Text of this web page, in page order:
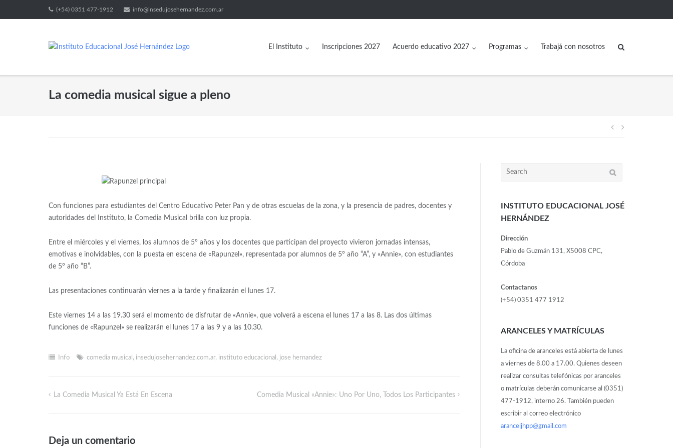
(+54) 0351 477-1912 info@insedujosehernandez.com.ar
El Instituto Inscripciones 2027 Acuerdo educativo 2027 Programas Trabajá con nosotros
La comedia musical sigue a pleno
Con funciones para estudiantes del Centro Educativo Peter Pan y de otras escuelas de la zona, y la presencia de padres, docentes y
autoridades del Instituto, la Comedia Musical brilla con luz propia.
Entre el miércoles y el viernes, los alumnos de 5° años y los docentes que participan del proyecto vivieron jornadas intensas,
emotivas e inolvidables, con la puesta en escena de «Rapunzel», representada por alumnos de 5° año “A”, y «Annie», con estudiantes
de 5° año “B”.
Las presentaciones continuarán viernes a la tarde y finalizarán el lunes 17.
Este viernes 14 a las 19.30 será el momento de disfrutar de «Annie», que volverá a escena el lunes 17 a las 8. Las dos últimas
funciones de «Rapunzel» se realizarán el lunes 17 a las 9 y a las 10.30.
Info comedia musical , insedujosehernandez.com.ar, instituto educacional , jose hernandez
La Comedia Musical Ya Está En Escena Comedia Musical «Annie»: Uno Por Uno, Todos Los Participantes
Deja un comentario
INSTITUTO EDUCACIONAL JOSÉ
HERNÁNDEZ
Dirección
Pablo de Guzmán 131, X5008 CPC,
Córdoba
Contactanos
(+54) 0351 477 1912
ARANCELES Y MATRÍCULAS
La oficina de aranceles está abierta de lunes
a viernes de 8.00 a 17.00. Quienes deseen
realizar consultas telefónicas por aranceles
o matrículas deberán comunicarse al (0351)
477-1912, interno 26. También pueden
escribir al correo electrónico
aranceljhpp@gmail.com